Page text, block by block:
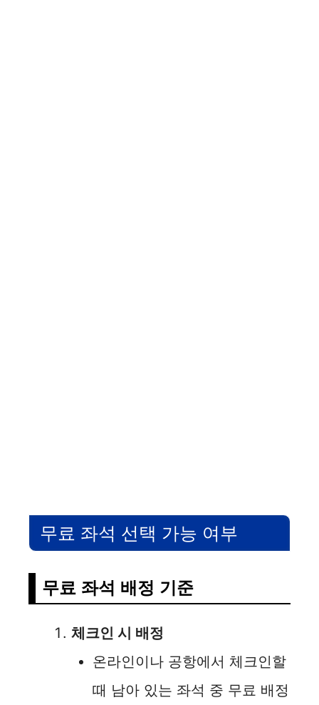
무료 좌석 선택 가능 여부
무료 좌석 배정 기준
체크인 시 배정
온라인이나 공항에서 체크인할
때 남아 있는 좌석 중 무료 배정